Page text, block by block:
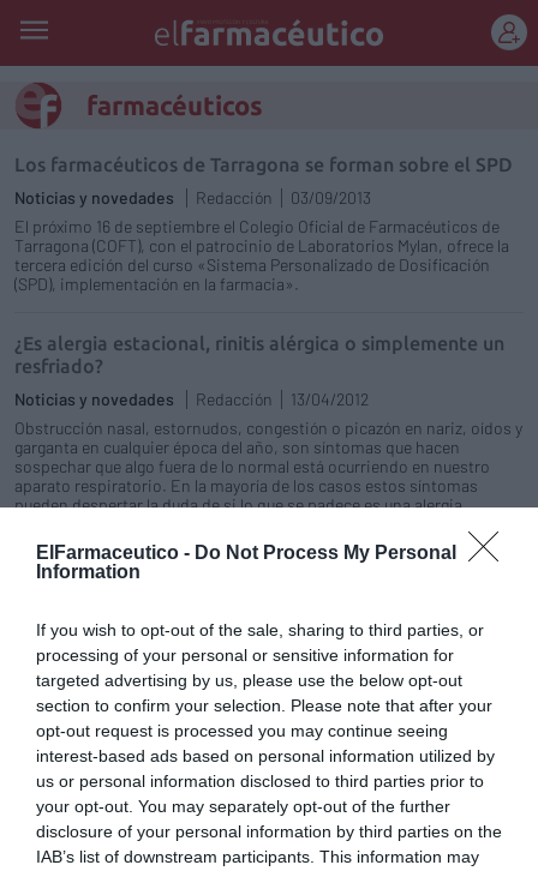
ElFarmaceutico - Do Not Process My Personal
Information
If you wish to opt-out of the sale, sharing to third parties, or
processing of your personal or sensitive information for
targeted advertising by us, please use the below opt-out
section to confirm your selection. Please note that after your
opt-out request is processed you may continue seeing
interest-based ads based on personal information utilized by
us or personal information disclosed to third parties prior to
your opt-out. You may separately opt-out of the further
disclosure of your personal information by third parties on the
IAB’s list of downstream participants. This information may
farmacéuticos
Los farmacéuticos de Tarragona se forman sobre el SPD
Noticias y novedades Redacción
03/09/2013
El próximo 16 de septiembre el Colegio Oficial de Farmacéuticos de
Tarragona (COFT), con el patrocinio de Laboratorios Mylan, ofrece la
tercera edición del curso «Sistema Personalizado de Dosificación
(SPD), implementación en la farmacia».
¿Es alergia estacional, rinitis alérgica o simplemente un
resfriado?
Noticias y novedades Redacción
13/04/2012
Obstrucción nasal, estornudos, congestión o picazón en nariz, oídos y
garganta en cualquier época del año, son síntomas que hacen
sospechar que algo fuera de lo normal está ocurriendo en nuestro
aparato respiratorio. En la mayoría de los casos estos síntomas
pueden despertar la duda de si lo que se padece es una alergia
padecimientos crónicos más comunes entre la población, que afecta
a millones de personas en el mundo.
Según las conclusiones del «1er Estudio Ordesa», los
farmacéuticos son la principal vía de información sobre
alimentación infantil
Noticias y novedades Redacción
02/03/2012
Como resultado del proceso de cambio que está experimentando la
oficina de farmacia y la atención farmacéutica en España, un 90% de
los farmacéuticos afirma que sus farmacias están especializadas en
productos de alimentación infantil y la gran mayoría se consideran
suficientemente cualificados, como profesionales del área de la salud,
para atender con seguridad y eficiencia a las demandas de
información que plantean los padres.